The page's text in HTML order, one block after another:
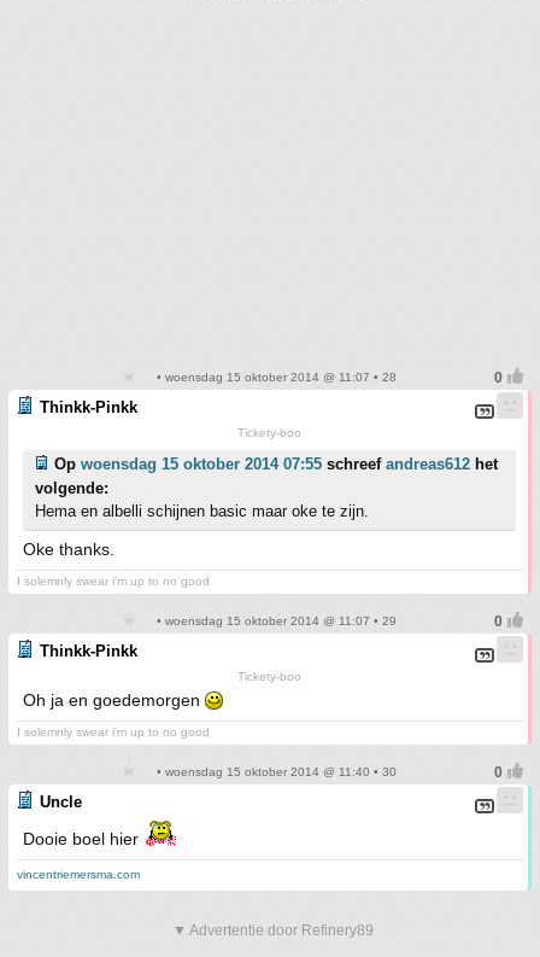
• woensdag 15 oktober 2014 @ 11:07 • 28
Thinkk-Pinkk
Tickety-boo
Op woensdag 15 oktober 2014 07:55 schreef andreas612 het
volgende:
Hema en albelli schijnen basic maar oke te zijn.
Oke thanks.
I solemnly swear i'm up to no good
• woensdag 15 oktober 2014 @ 11:07 • 29
Thinkk-Pinkk
Tickety-boo
Oh ja en goedemorgen
I solemnly swear i'm up to no good
• woensdag 15 oktober 2014 @ 11:40 • 30
Uncle
Dooie boel hier
vincentriemersma.com
▼ Advertentie door Refinery89